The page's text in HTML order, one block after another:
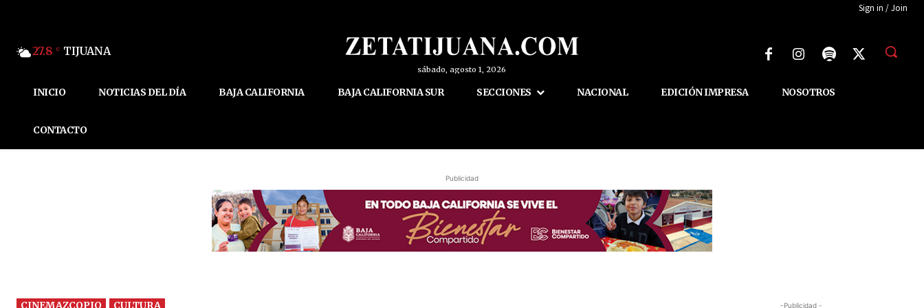
Sign in / Join
27.8 C TIJUANA
sábado, agosto 1, 2026
INICIO NOTICIAS DEL DÍA BAJA CALIFORNIA BAJA CALIFORNIA SUR SECCIONES NACIONAL EDICIÓN IMPRESA NOSOTROS
CONTACTO
Publicidad
CINEMAZCOPIO CULTURA -Publicidad -